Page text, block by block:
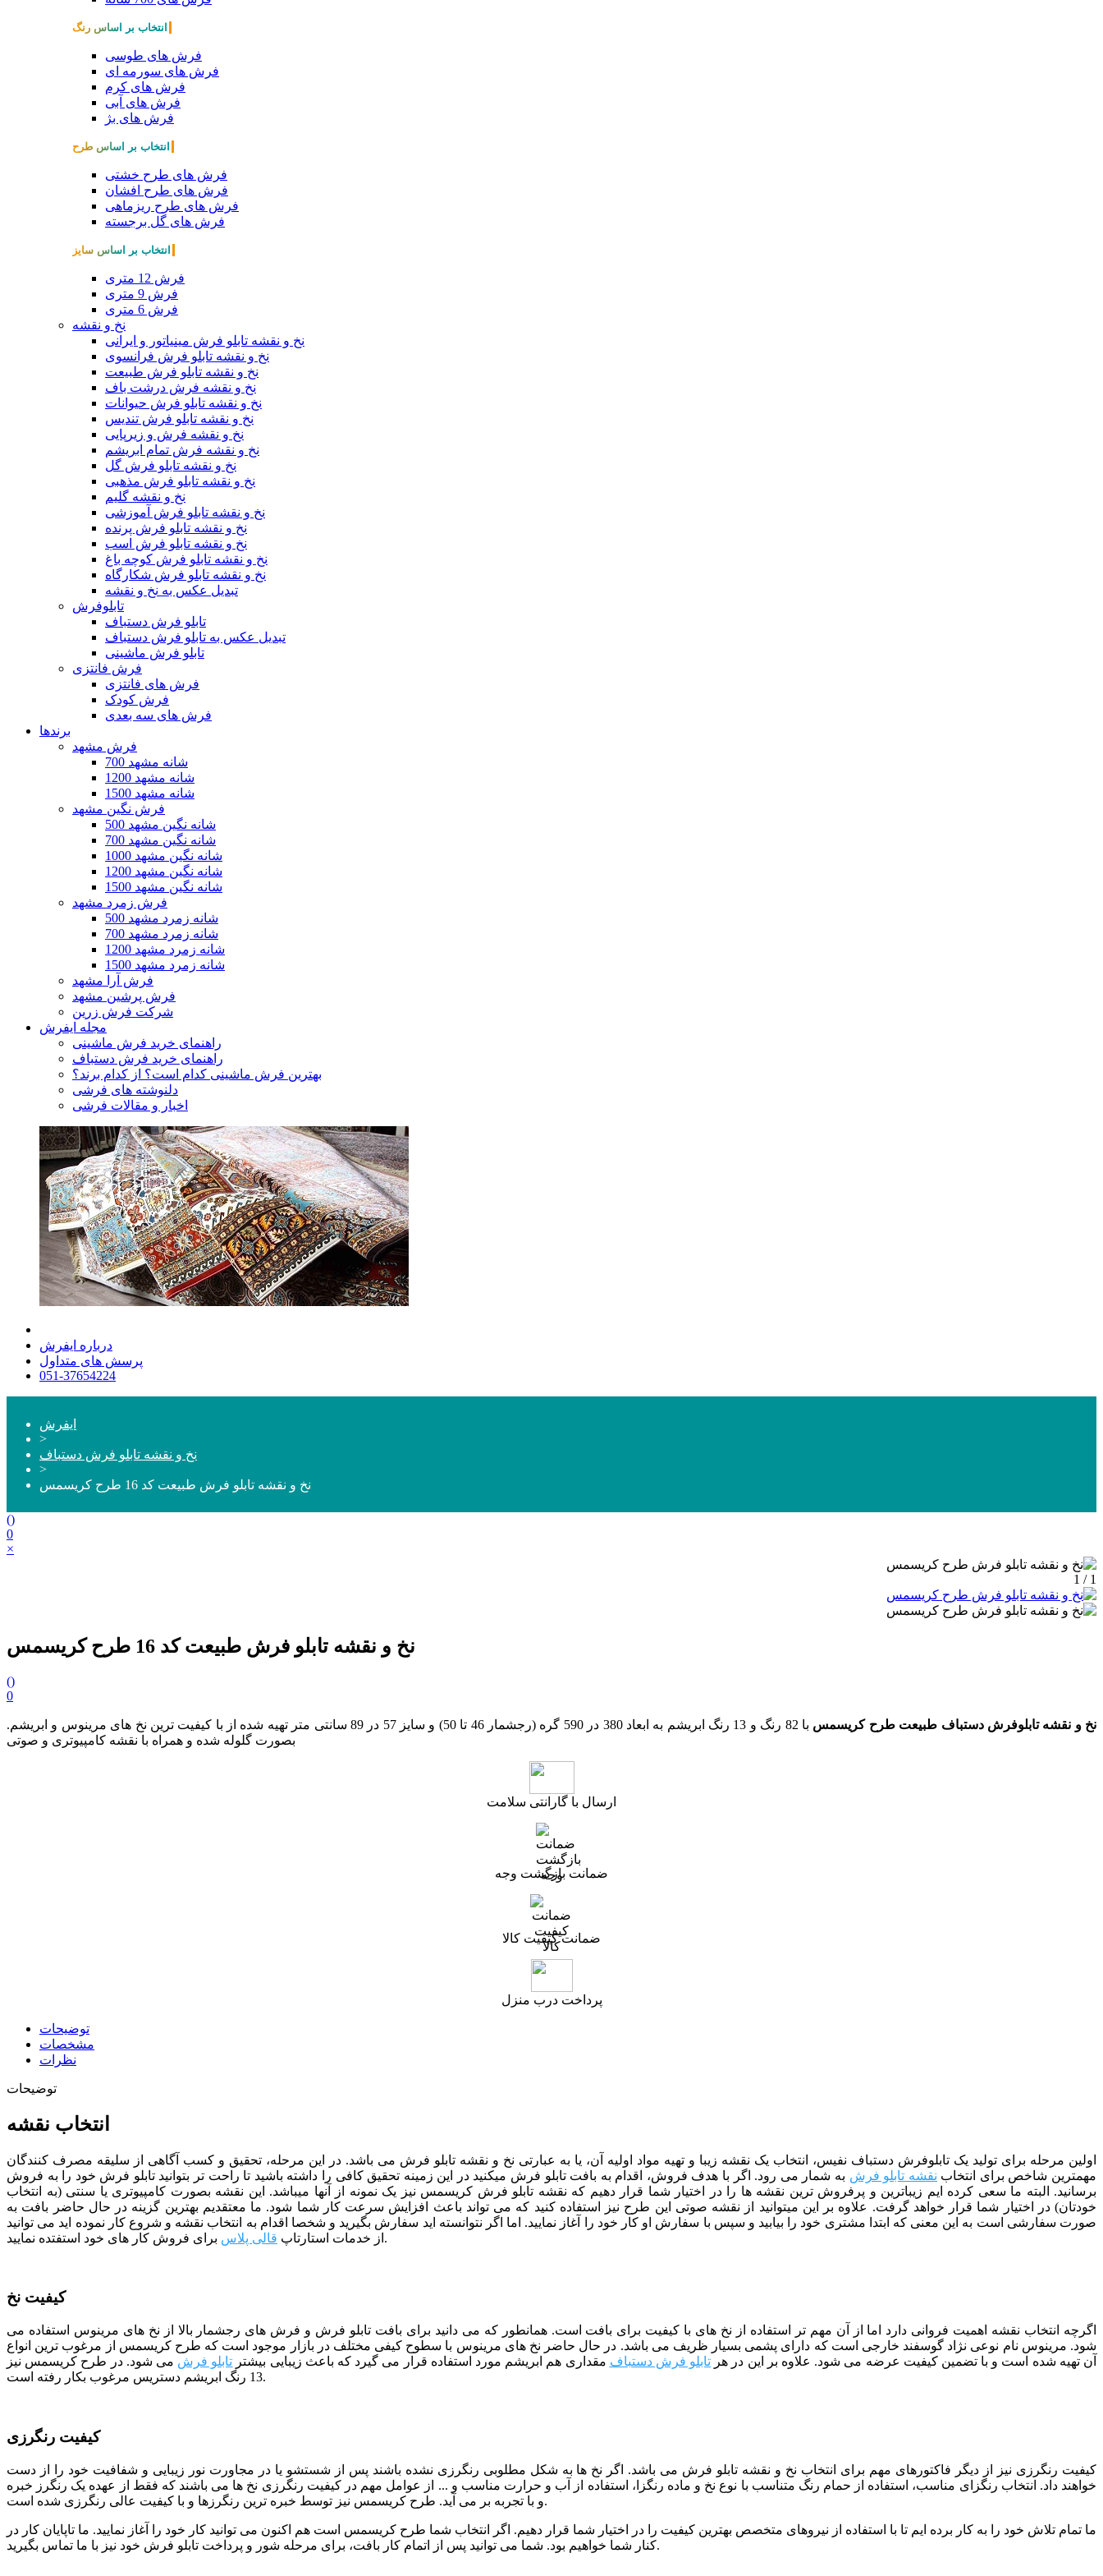
انتخاب بر اساس رنگ
فرش های طوسی
فرش های سورمه ای
فرش های کرم
فرش های آبی
فرش های بژ
انتخاب بر اساس طرح
فرش های طرح خشتی
فرش های طرح افشان
فرش های طرح ریزماهی
فرش های گل برجسته
انتخاب بر اساس سایز
فرش 12 متری
فرش 9 متری
فرش 6 متری
نخ و نقشه
نخ و نقشه تابلو فرش مینیاتور و ایرانی
نخ و نقشه تابلو فرش فرانسوی
نخ و نقشه تابلو فرش طبیعت
نخ و نقشه فرش درشت باف
نخ و نقشه تابلو فرش حیوانات
نخ و نقشه تابلو فرش تندیس
نخ و نقشه فرش و زیرپایی
نخ و نقشه فرش تمام ابریشم
نخ و نقشه تابلو فرش گل
نخ و نقشه تابلو فرش مذهبی
نخ و نقشه گلیم
نخ و نقشه تابلو فرش آموزشی
نخ و نقشه تابلو فرش پرنده
نخ و نقشه تابلو فرش اسب
نخ و نقشه تابلو فرش کوچه باغ
نخ و نقشه تابلو فرش شکارگاه
تبدیل عکس به نخ و نقشه
تابلوفرش
تابلو فرش دستباف
تبدیل عکس به تابلو فرش دستباف
تابلو فرش ماشینی
فرش فانتزی
فرش های فانتزی
فرش کودک
فرش های سه بعدی
برندها
فرش مشهد
700 شانه مشهد
1200 شانه مشهد
1500 شانه مشهد
فرش نگین مشهد
500 شانه نگین مشهد
700 شانه نگین مشهد
1000 شانه نگین مشهد
1200 شانه نگین مشهد
1500 شانه نگین مشهد
فرش زمرد مشهد
500 شانه زمرد مشهد
700 شانه زمرد مشهد
1200 شانه زمرد مشهد
1500 شانه زمرد مشهد
فرش آرا مشهد
فرش پرشین مشهد
شرکت فرش زرین
مجله ایفرش
راهنمای خرید فرش ماشینی
راهنمای خرید فرش دستباف
بهترین فرش ماشینی کدام است؟ از کدام برند؟
دلنوشته های فرشی
اخبار و مقالات فرشی
درباره ایفرش
پرسش های متداول
051-37654224
ایفرش
>
نخ و نقشه تابلو فرش دستباف
>
نخ و نقشه تابلو فرش طبیعت کد 16 طرح کریسمس
()
0
×
1 / 1
نخ و نقشه تابلو فرش طبیعت کد 16 طرح کریسمس
()
0
نخ و نقشه تابلوفرش دستباف طبیعت طرح کریسمس با 82 رنگ و 13 رنگ ابریشم به ابعاد 380 در 590 گره (رجشمار 46 تا 50 )
و سایز 57 در 89 سانتی متر تهیه شده از با کیفیت ترین نخ های مرینوس و ابریشم.
بصورت گلوله شده و همراه با نقشه کامپیوتری و صوتی
ارسال با گارانتی سلامت
ضمانت بازگشت وجه
ضمانت کیفیت کالا
پرداخت درب منزل
توضیحات
مشخصات
نظرات
توضیحات
انتخاب نقشه
اولین مرحله برای تولید یک تابلوفرش دستباف نفیس، انتخاب یک نقشه زیبا و تهیه مواد اولیه آن، یا به عبارتی نخ و نقشه تابلو فرش می باشد. در این مرحله، تحقیق و کسب آگاهی از سلیقه مصرف کنندگان
مهمترین شاخص برای انتخاب نقشه تابلو فرش به شمار می رود. اگر با هدف فروش، اقدام به بافت تابلو فرش میکنید در این زمینه تحقیق کافی را داشته باشید تا راحت تر بتوانید تابلو فرش خود را به فروش
برسانید. البته ما سعی کرده ایم زیباترین و پرفروش ترین نقشه ها را در اختیار شما قرار دهیم که نقشه تابلو فرش کریسمس نیز یک نمونه از آنها میباشد. این نقشه بصورت کامپیوتری یا سنتی (به انتخاب
خودتان) در اختیار شما قرار خواهد گرفت. علاوه بر این میتوانید از نقشه صوتی این طرح نیز استفاده کنید که می تواند باعث افزایش سرعت کار شما شود. ما معتقدیم بهترین گزینه در حال حاضر بافت به
صورت سفارشی است به این معنی که ابتدا مشتری خود را بیابید و سپس با سفارش او کار خود را آغاز نمایید. اما اگر نتوانسته اید سفارش بگیرید و شخصا اقدام به انتخاب نقشه و شروع کار نموده اید می توانید
از خدمات استارتاپ قالی پلاس برای فروش کار های خود استفتده نمایید.
کیفیت نخ
اگرچه انتخاب نقشه اهمیت فروانی دارد اما از آن مهم تر استفاده از نخ های با کیفیت برای بافت است. همانطور که می دانید برای بافت تابلو فرش و فرش های رجشمار بالا از نخ های مرینوس استفاده می
شود. مرینوس نام نوعی نژاد گوسفند خارجی است که دارای پشمی بسیار ظریف می باشد. در حال حاضر نخ های مرینوس با سطوح کیفی مختلف در بازار موجود است که طرح کریسمس از مرغوب ترین انواع
آن تهیه شده است و با تضمین کیفیت عرضه می شود. علاوه بر این در هر تابلو فرش دستباف مقداری هم ابریشم مورد استفاده قرار می گیرد که باعث زیبایی بیشتر تابلو فرش می شود. در طرح کریسمس نیز
13 رنگ ابریشم دستریس مرغوب بکار رفته است.
کیفیت رنگرزی
کیفیت رنگرزی نیز از دیگر فاکتورهای مهم برای انتخاب نخ و نقشه تابلو فرش می باشد. اگر نخ ها به شکل مطلوبی رنگرزی نشده باشند پس از شستشو یا در مجاورت نور زیبایی و شفافیت خود را از دست
خواهند داد. انتخاب رنگزای مناسب، استفاده از حمام رنگ متناسب با نوع نخ و ماده رنگزا، استفاده از آب و حرارت مناسب و ... از عوامل مهم در کیفیت رنگرزی نخ ها می باشند که فقط از عهده یک رنگرز خبره
و با تجربه بر می آید. طرح کریسمس نیز توسط خبره ترین رنگرزها و با کیفیت عالی رنگرزی شده است.
ما تمام تلاش خود را به کار برده ایم تا با استفاده از نیروهای متخصص بهترین کیفیت را در اختیار شما قرار دهیم. اگر انتخاب شما طرح کریسمس است هم اکنون می توانید کار خود را آغاز نمایید. ما تاپایان کار در
کنار شما خواهیم بود. شما می توانید پس از اتمام کار بافت، برای مرحله شور و پرداخت تابلو فرش خود نیز با ما تماس بگیرید.